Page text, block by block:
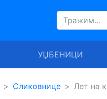
УЏБЕНИЦИ
Сликовнице Лет на